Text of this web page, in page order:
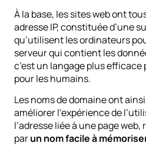
À la base, les sites web ont
adresse IP, constituée d’une
qu’utilisent les ordinateurs
serveur qui contient les
c’est un langage plus
pour les humains.
Les noms de domaine ont
améliorer l’expérience de
l’adresse liée à une page
parun nom facile à